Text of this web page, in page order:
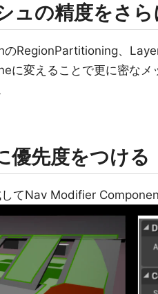
ュの精度をさら
のRegionPartitioning、
に変えることで更に密なメ
優先度をつける
てNav Modifier